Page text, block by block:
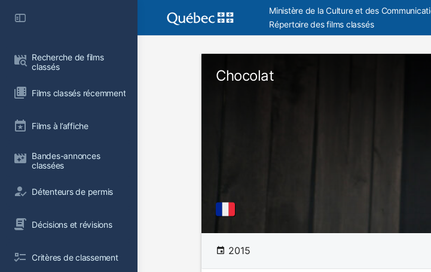
Recherche de films
classés
Films classés récemment
Films à l’affiche
Bandes-annonces
classées
Détenteurs de permis
Décisions et révisions
Critères de classement
Ministère de la Culture et des
Répertoire des films classés
Chocolat
2015